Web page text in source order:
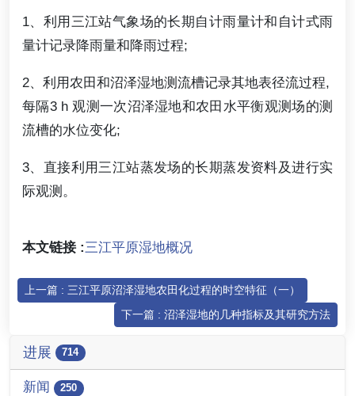
1、利用三江站气象场的长期自计雨量计和自计式雨
量计记录降雨量和降雨过程;
2、利用农田和沼泽湿地测流槽记录其地表径流过程,
每隔3 h 观测一次沼泽湿地和农田水平衡观测场的测
流槽的水位变化;
3、直接利用三江站蒸发场的长期蒸发资料及进行实
际观测。
本文链接 :三江平原湿地概况
上一篇 : 三江平原沼泽湿地农田化过程的时空特征（一）
下一篇 : 沼泽湿地的几种指标及其研究方法
进展 714
新闻 250